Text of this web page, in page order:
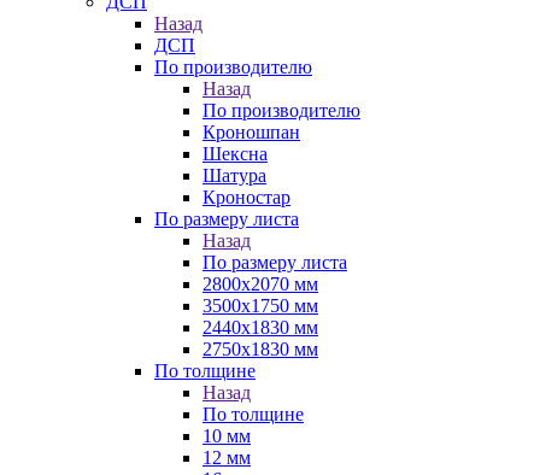
Назад
ДСП
По производителю
Назад
По производителю
Кроношпан
Шексна
Шатура
Кроностар
По размеру листа
Назад
По размеру листа
2800х2070 мм
3500х1750 мм
2440х1830 мм
2750х1830 мм
По толщине
Назад
По толщине
10 мм
12 мм